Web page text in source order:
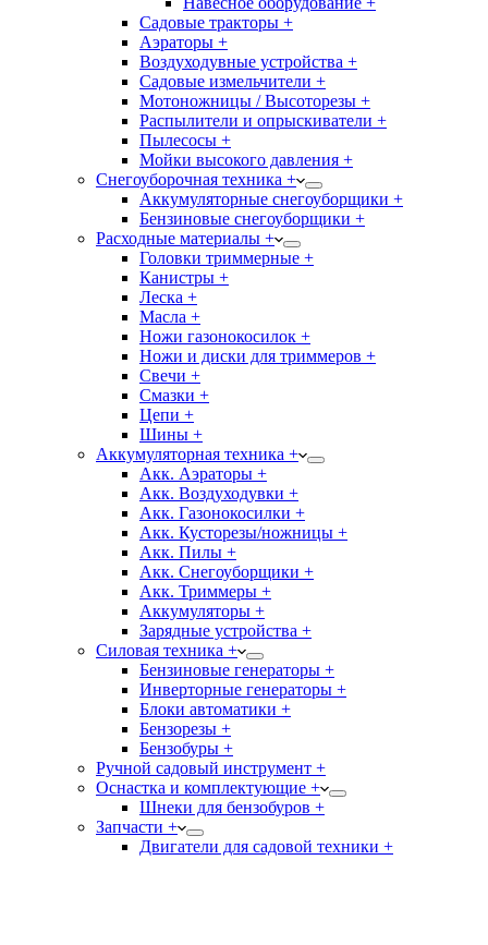
Садовые тракторы +
Аэраторы +
Воздуходувные устройства +
Садовые измельчители +
Мотоножницы / Высоторезы +
Распылители и опрыскиватели +
Пылесосы +
Мойки высокого давления +
Снегоуборочная техника +
Аккумуляторные снегоуборщики +
Бензиновые снегоуборщики +
Расходные материалы +
Головки триммерные +
Канистры +
Леска +
Масла +
Ножи газонокосилок +
Ножи и диски для триммеров +
Свечи +
Смазки +
Цепи +
Шины +
Аккумуляторная техника +
Акк. Аэраторы +
Акк. Воздуходувки +
Акк. Газонокосилки +
Акк. Кусторезы/ножницы +
Акк. Пилы +
Акк. Снегоуборщики +
Акк. Триммеры +
Аккумуляторы +
Зарядные устройства +
Силовая техника +
Бензиновые генераторы +
Инверторные генераторы +
Блоки автоматики +
Бензорезы +
Бензобуры +
Ручной садовый инструмент +
Оснастка и комплектующие +
Шнеки для бензобуров +
Запчасти +
Двигатели для садовой техники +